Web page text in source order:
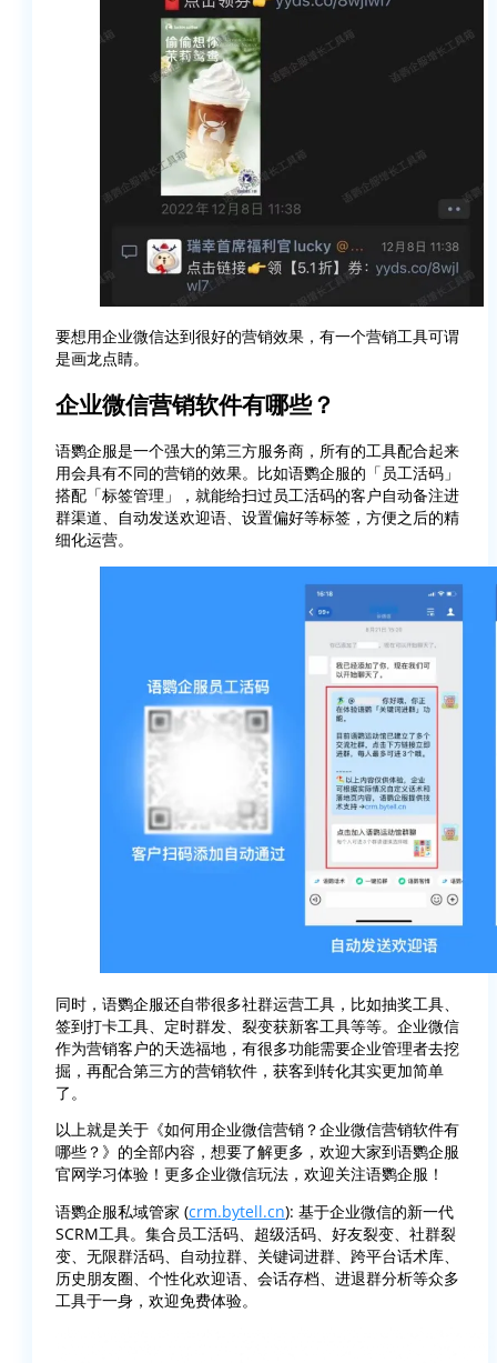
要想用企业微信达到很好的营销效果，有一个营销工具可谓
是画龙点睛。
企业微信营销软件有哪些？
语鹦企服是一个强大的第三方服务商，所有的工具配合起来
用会具有不同的营销的效果。比如语鹦企服的「员工活码」
搭配「标签管理」，就能给扫过员工活码的客户自动备注进
群渠道、自动发送欢迎语、设置偏好等标签，方便之后的精
细化运营。
同时，语鹦企服还自带很多社群运营工具，比如抽奖工具、
签到打卡工具、定时群发、裂变获新客工具等等。企业微信
作为营销客户的天选福地，有很多功能需要企业管理者去挖
掘，再配合第三方的营销软件，获客到转化其实更加简单
了。
以上就是关于《如何用企业微信营销？企业微信营销软件有
哪些？》的全部内容，想要了解更多，欢迎大家到语鹦企服
官网学习体验！更多企业微信玩法，欢迎关注语鹦企服！
语鹦企服私域管家 (crm.bytell.cn): 基于企业微信的新一代
SCRM工具。集合员工活码、超级活码、好友裂变、社群裂
变、无限群活码、自动拉群、关键词进群、跨平台话术库、
历史朋友圈、个性化欢迎语、会话存档、进退群分析等众多
工具于一身，欢迎免费体验。